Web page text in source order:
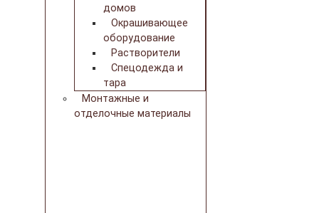
домов
Окрашивающее
оборудование
Растворители
Спецодежда и
тара
Монтажные и
отделочные материалы